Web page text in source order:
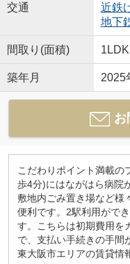
交通
近鉄
地下
間取り(面積)
築年月 2025
お
こだわりポイント満載の
歩4分)にはながはら病院
敷地内ごみ置き場など様
便利です。2駅利用がで
す。こちらは初期費用を
で、支払い手続きの手間
東大阪市エリアの賃貸情